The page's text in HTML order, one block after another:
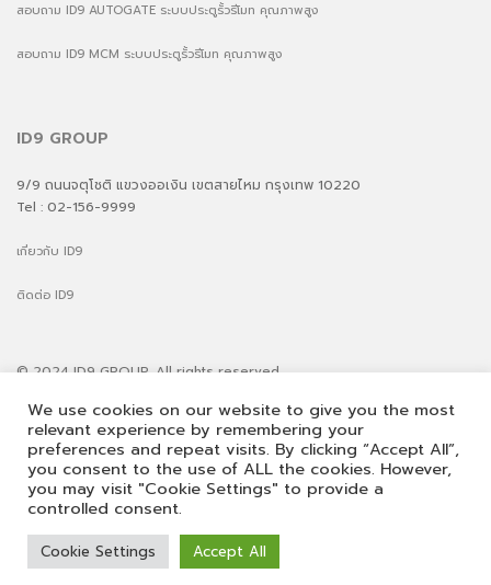
สอบถาม ID9 AUTOGATE ระบบประตูรั้วรีโมท คุณภาพสูง
สอบถาม ID9 MCM ระบบประตูรั้วรีโมท คุณภาพสูง
ID9 GROUP
9/9 ถนนจตุโชติ แขวงออเงิน เขตสายไหม กรุงเทพ 10220
Tel : 02-156-9999
เกี่ยวกับ ID9
ติดต่อ ID9
© 2024 ID9 GROUP. All rights reserved
| ID9 SOLAR ROOF
| ID9 COMPOSITE
| ID9 AUTOGATE
| ID9 MCM
| ID9 ROME
We use cookies on our website to give you the most
relevant experience by remembering your
preferences and repeat visits. By clicking “Accept All”,
you consent to the use of ALL the cookies. However,
you may visit "Cookie Settings" to provide a
controlled consent.
Cookie Settings Accept All